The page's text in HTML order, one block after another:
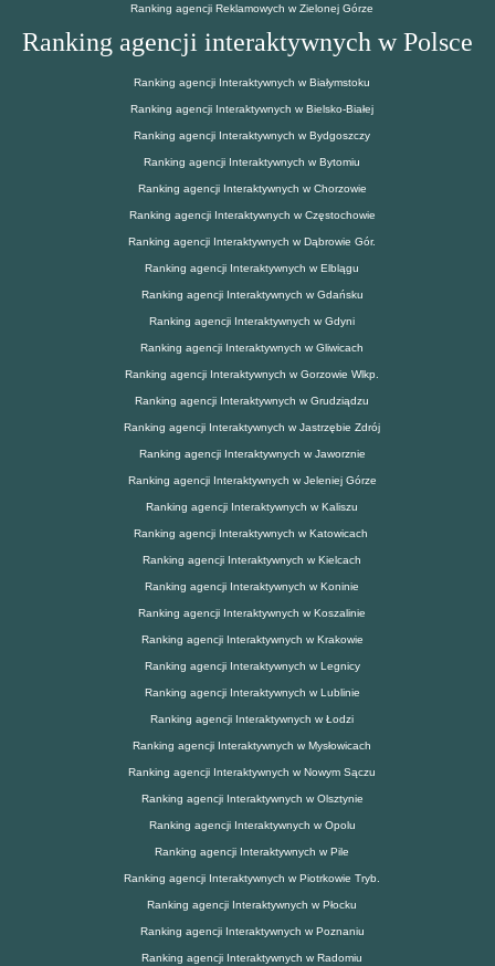
Ranking agencji Reklamowych w Zielonej Górze
Ranking agencji interaktywnych w Polsce
Ranking agencji Interaktywnych w Białymstoku
Ranking agencji Interaktywnych w Bielsko-Białej
Ranking agencji Interaktywnych w Bydgoszczy
Ranking agencji Interaktywnych w Bytomiu
Ranking agencji Interaktywnych w Chorzowie
Ranking agencji Interaktywnych w Częstochowie
Ranking agencji Interaktywnych w Dąbrowie Gór.
Ranking agencji Interaktywnych w Elblągu
Ranking agencji Interaktywnych w Gdańsku
Ranking agencji Interaktywnych w Gdyni
Ranking agencji Interaktywnych w Gliwicach
Ranking agencji Interaktywnych w Gorzowie Wlkp.
Ranking agencji Interaktywnych w Grudziądzu
Ranking agencji Interaktywnych w Jastrzębie Zdrój
Ranking agencji Interaktywnych w Jaworznie
Ranking agencji Interaktywnych w Jeleniej Górze
Ranking agencji Interaktywnych w Kaliszu
Ranking agencji Interaktywnych w Katowicach
Ranking agencji Interaktywnych w Kielcach
Ranking agencji Interaktywnych w Koninie
Ranking agencji Interaktywnych w Koszalinie
Ranking agencji Interaktywnych w Krakowie
Ranking agencji Interaktywnych w Legnicy
Ranking agencji Interaktywnych w Lublinie
Ranking agencji Interaktywnych w Łodzi
Ranking agencji Interaktywnych w Mysłowicach
Ranking agencji Interaktywnych w Nowym Sączu
Ranking agencji Interaktywnych w Olsztynie
Ranking agencji Interaktywnych w Opolu
Ranking agencji Interaktywnych w Pile
Ranking agencji Interaktywnych w Piotrkowie Tryb.
Ranking agencji Interaktywnych w Płocku
Ranking agencji Interaktywnych w Poznaniu
Ranking agencji Interaktywnych w Radomiu